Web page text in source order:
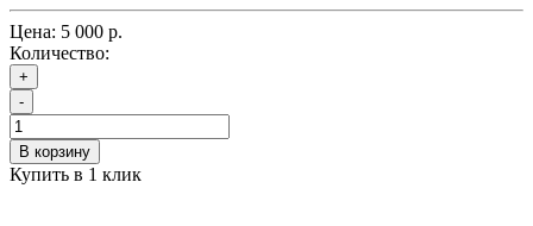
Цена: 5 000 р.
Количество:
+
-
В корзину
Купить в 1 клик